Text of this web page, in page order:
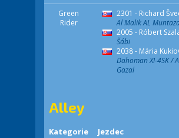
Green
Rider
2301 - Richard
Al Malik AL
2005 - Róbert
Šábi
2038 - Mária
Dahoman XI-4SK /
Gazal
Alley
Kategorie Jezdec